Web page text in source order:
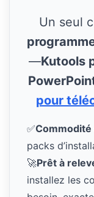
Un seul
—Kutools
pour
✅Commodité
packs
🚀Prêt à
installez les